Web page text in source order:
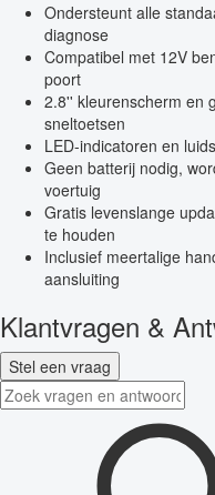
Ondersteunt alle
diagnose
Compatibel met 12V
poort
2.8'' kleurenscherm en
sneltoetsen
LED-indicatoren en
Geen batterij nodig,
voertuig
Gratis levenslange
te houden
Inclusief meertalige
aansluiting
Klantvragen &
Stel een vraag